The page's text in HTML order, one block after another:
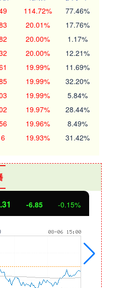
114.72% 77.46%
20.01% 17.76%
20.00% 1.17%
20.00% 12.21%
19.99% 11.69%
19.99% 32.20%
19.99% 5.84%
19.97% 28.44%
19.96% 8.49%
19.93% 31.42%
3.42 0.30%